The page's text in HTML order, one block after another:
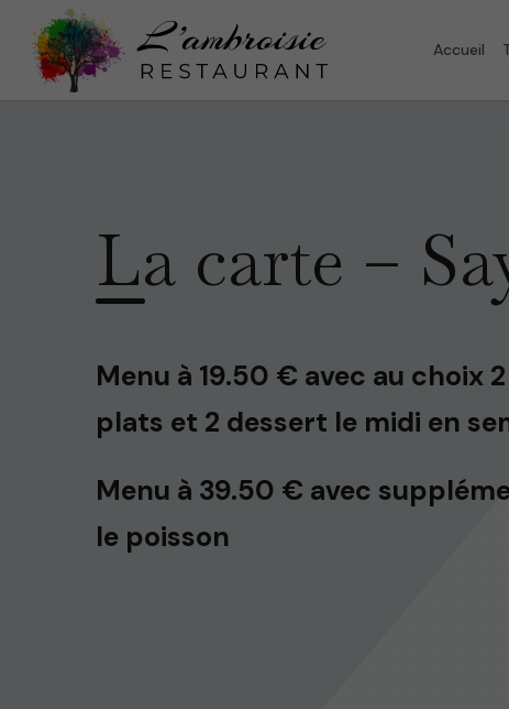
Accueil
La carte –
Menu à 19.50 € avec au choix
plats et 2 dessert le midi en
Menu à 39.50 € avec
le poisson